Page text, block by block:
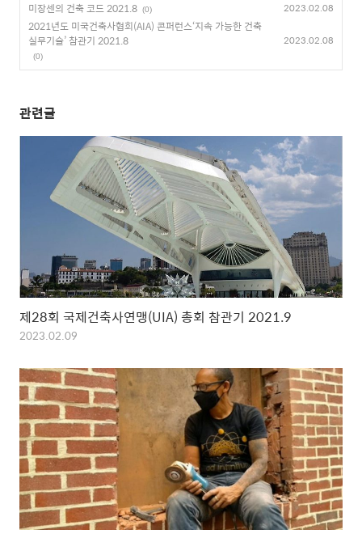
미장센의 건축 코드 2021.8 (0) 2023.02.08
2021년도 미국건축사협회(AIA) 콘퍼런스‘지속 가능한 건축
실무기술’ 참관기 2021.8
(0)
2023.02.08
관련글
제28회 국제건축사연맹(UIA) 총회 참관기 2021.9
2023.02.09